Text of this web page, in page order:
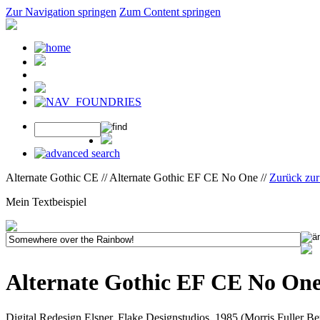
Zur Navigation springen Zum Content springen
Alternate Gothic CE // Alternate Gothic EF CE No One // Zurück
Mein Textbeispiel
Alternate Gothic EF CE No
Digital Redesign Elsner, Flake Designstudios, 1985 (Morris Fuller